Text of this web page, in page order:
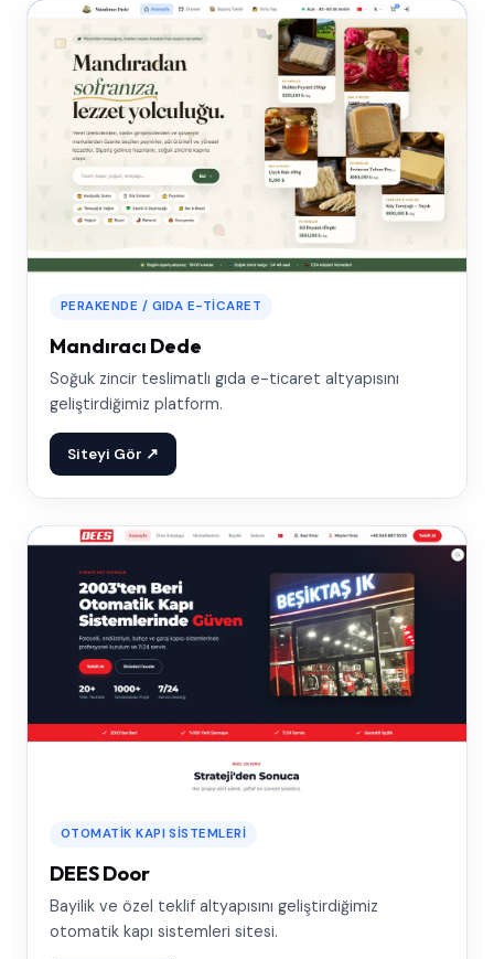
PERAKENDE / GIDA E-TICARET
Mandıracı Dede
Soğuk zincir teslimatlı gıda e-ticaret altyapısını
geliştirdiğimiz platform.
Siteyi Gör ↗
OTOMATIK KAPI SISTEMLERI
DEES Door
Bayilik ve özel teklif altyapısını geliştirdiğimiz
otomatik kapı sistemleri sitesi.